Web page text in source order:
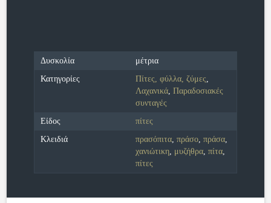
Δυσκολία
μέτρια
Κατηγορίες
Πίτες, φύλλα, ζύμες,
Λαχανικά, Παραδοσιακές
συνταγές
Είδος
πίτες
Κλειδιά
πρασόπιτα, πράσο, πράσα,
χανιώτικη, μυζήθρα, πίτα,
πίτες